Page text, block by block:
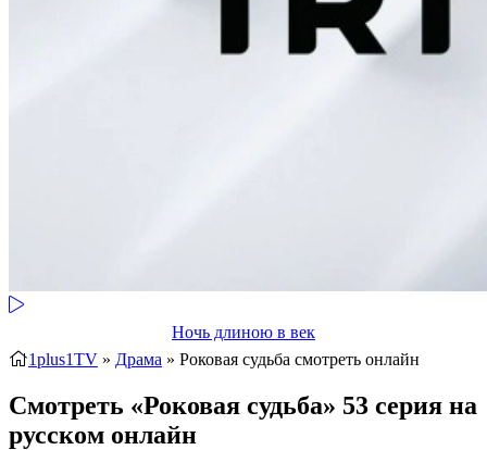
Ночь длиною в век
1plus1TV » Драма » Роковая судьба смотреть онлайн
Смотреть «Роковая судьба» 53 серия на
русском онлайн